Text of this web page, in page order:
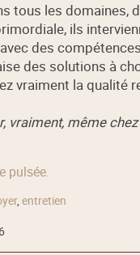
tous les domaines,
ils
des
des solutions à
vraiment la qualité
vraiment, même
pulsée.
, entretien